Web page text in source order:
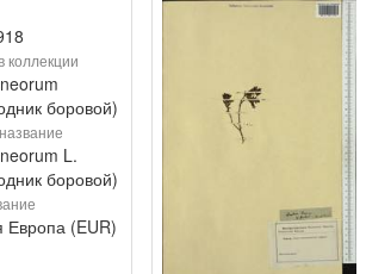
коллекции
боровой)
L.
боровой)
Европа (EUR)